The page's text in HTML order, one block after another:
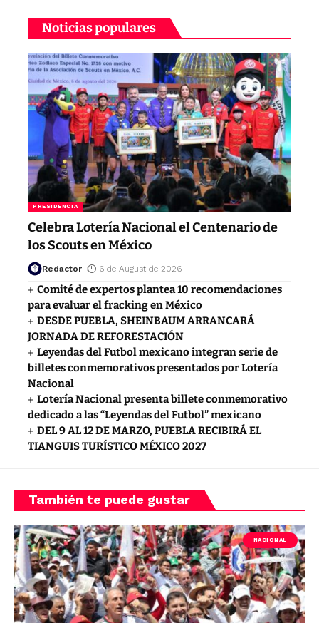
Noticias populares
PRESIDENCIA
Celebra Lotería Nacional el Centenario de
los Scouts en México
Redactor 6 de August de 2026
Comité de expertos plantea 10 recomendaciones
para evaluar el fracking en México
DESDE PUEBLA, SHEINBAUM ARRANCARÁ
JORNADA DE REFORESTACIÓN
Leyendas del Futbol mexicano integran serie de
billetes conmemorativos presentados por Lotería
Nacional
Lotería Nacional presenta billete conmemorativo
dedicado a las “Leyendas del Futbol” mexicano
DEL 9 AL 12 DE MARZO, PUEBLA RECIBIRÁ EL
TIANGUIS TURÍSTICO MÉXICO 2027
También te puede gustar
NACIONAL